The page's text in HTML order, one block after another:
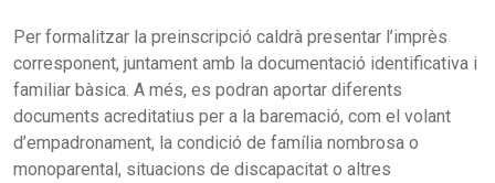
Per formalitzar la preinscripció caldrà presentar l’imprès
corresponent, juntament amb la documentació identificativa i
familiar bàsica. A més, es podran aportar diferents
documents acreditatius per a la baremació, com el volant
d’empadronament, la condició de família nombrosa o
monoparental, situacions de discapacitat o altres